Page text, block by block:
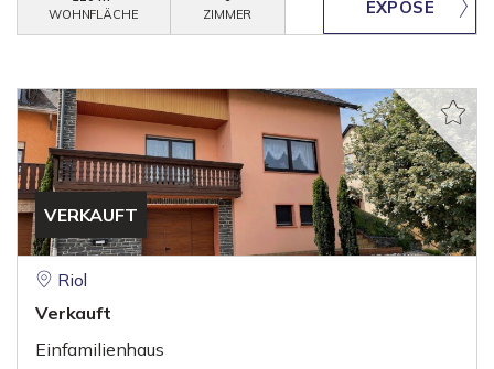
WOHNFLÄCHE
ZIMMER
VERKAUFT
Riol
Verkauft
Einfamilienhaus